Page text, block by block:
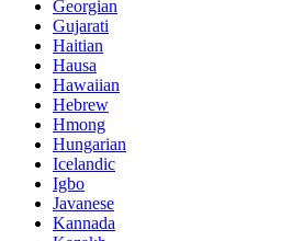
Georgian
Gujarati
Haitian
Hausa
Hawaiian
Hebrew
Hmong
Hungarian
Icelandic
Igbo
Javanese
Kannada